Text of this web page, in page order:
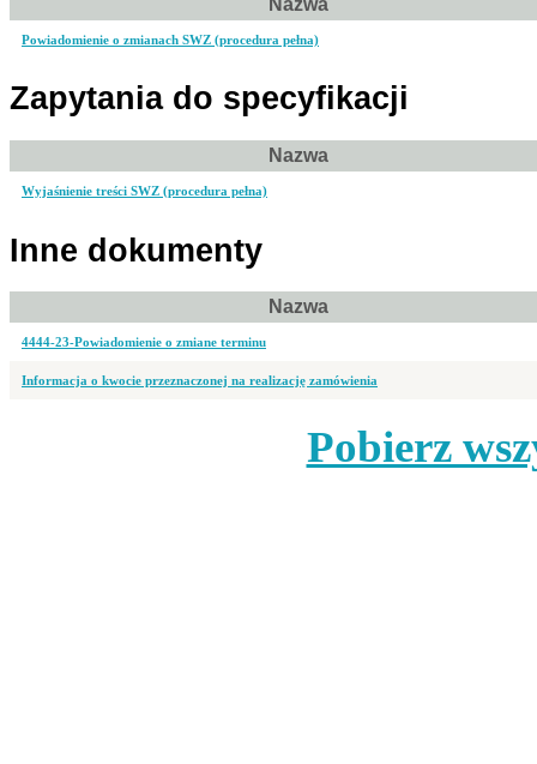
Powiadomienie o zmianach SWZ (procedura pełna)
Zapytania do specyfikacji
Nazwa
Wyjaśnienie treści SWZ (procedura pełna)
Inne dokumenty
Nazwa
4444-23-Powiadomienie o zmiane terminu
Informacja o kwocie przeznaczonej na realizację zamówienia
Pobierz